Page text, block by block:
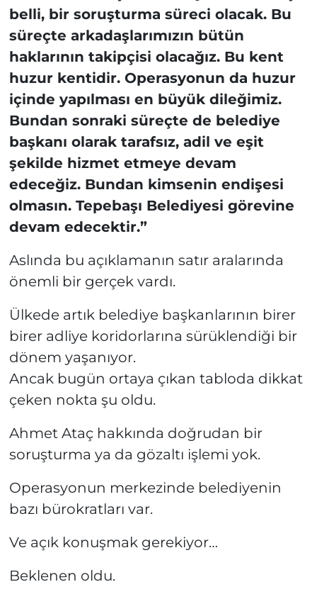
belli, bir soruşturma süreci olacak. Bu
süreçte arkadaşlarımızın bütün
haklarının takipçisi olacağız. Bu kent
huzur kentidir. Operasyonun da huzur
içinde yapılması en büyük dileğimiz.
Bundan sonraki süreçte de belediye
başkanı olarak tarafsız, adil ve eşit
şekilde hizmet etmeye devam
edeceğiz. Bundan kimsenin endişesi
olmasın. Tepebaşı Belediyesi görevine
devam edecektir.”
Aslında bu açıklamanın satır aralarında
önemli bir gerçek vardı.
Ülkede artık belediye başkanlarının birer
birer adliye koridorlarına sürüklendiği bir
dönem yaşanıyor.
Ancak bugün ortaya çıkan tabloda dikkat
çeken nokta şu oldu.
Ahmet Ataç hakkında doğrudan bir
soruşturma ya da gözaltı işlemi yok.
Operasyonun merkezinde belediyenin
bazı bürokratları var.
Ve açık konuşmak gerekiyor…
Beklenen oldu.